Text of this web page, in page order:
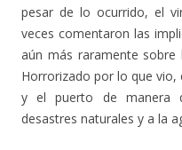
pesar de lo ocurrido, el
veces comentaron las
aún más raramente
Horrorizado por lo que
y el puerto de manera
desastres naturales y a la